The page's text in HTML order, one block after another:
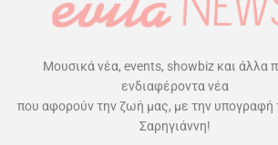
Μουσικά νέα, events, showbiz και άλλα
ενδιαφέροντα νέα
που αφορούν την ζωή μας, με την υπογραφή
Σαρηγιάννη!